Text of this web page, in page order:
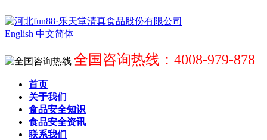
English 中文简体
全国咨询热线：4008-979-878
首页
关于我们
食品安全知识
食品安全资讯
联系我们